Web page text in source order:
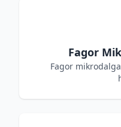
Fagor
Fagor mikrodalga